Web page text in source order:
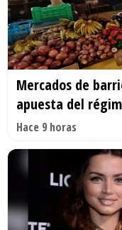
Mercados de
apuesta del
Hace 9 horas